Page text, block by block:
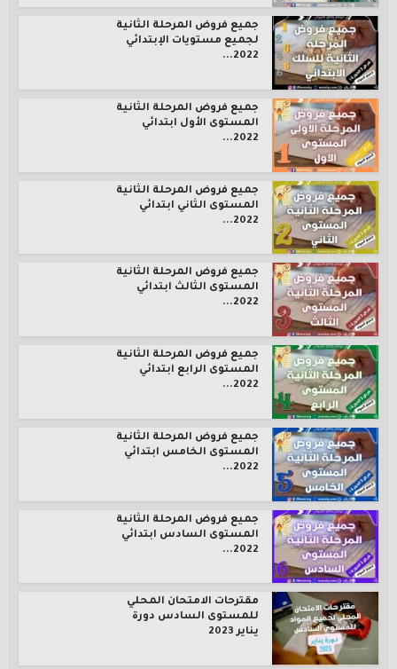
جميع فروض المرحلة الثانية
لجميع مستويات الإبتدائي
2022...
جميع فروض المرحلة الثانية
المستوى الأول ابتدائي
2022...
جميع فروض المرحلة الثانية
المستوى الثاني ابتدائي
2022...
جميع فروض المرحلة الثانية
المستوى الثالث ابتدائي
2022...
جميع فروض المرحلة الثانية
المستوى الرابع ابتدائي
2022...
جميع فروض المرحلة الثانية
المستوى الخامس ابتدائي
2022...
جميع فروض المرحلة الثانية
المستوى السادس ابتدائي
2022...
مقترحات الامتحان المحلي
للمستوى السادس دورة
يناير 2023